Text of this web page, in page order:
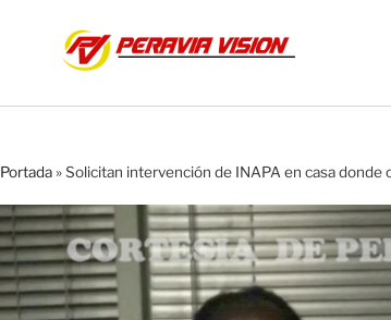
Portada»Solicitan intervención de INAPA en casa donde